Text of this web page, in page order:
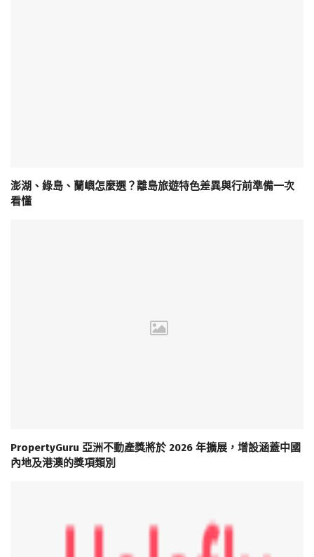
澎湖、綠島、蘭嶼怎麼選？離島旅遊特色差異與行前準備一次
看懂
PropertyGuru 亞洲不動產獎將於 2026 年擴展，增設涵蓋中國
內地及港澳的獎項類別